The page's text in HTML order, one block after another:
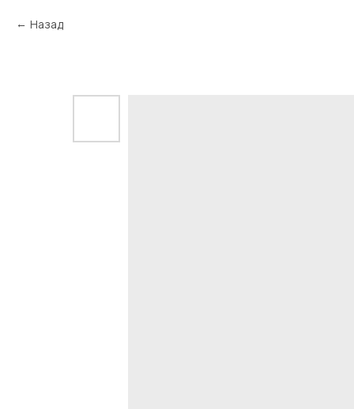
Назад